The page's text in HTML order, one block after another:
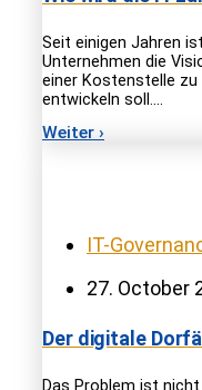
Seit einigen Jahren
Unternehmen die
einer Kostenstelle
entwickeln soll.…
Weiter ›
IT-
27. October
Der digitale
Das Problem ist